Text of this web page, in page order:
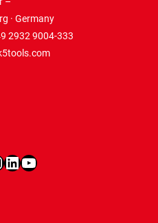
· Germany
2932 9004-333
LinkedInYouTube